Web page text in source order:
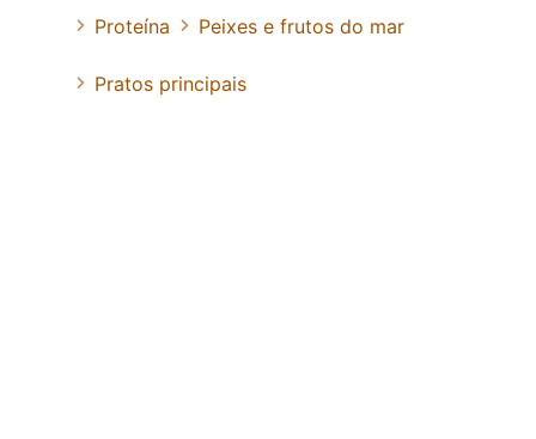
Proteína Peixes e frutos do mar
Pratos principais